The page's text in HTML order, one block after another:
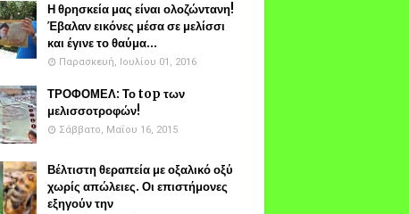
Η θρησκεία μας είναι ολοζώντανη!
Έβαλαν εικόνες μέσα σε μελίσσι
και έγινε το θαύμα...
Παρασκευή, Ιουλίου 01, 2016
ΤΡΟΦΟΜΕΛ: Το top των
μελισσοτροφών!
Σάββατο, Μαΐου 16, 2015
Βέλτιστη θεραπεία με οξαλικό οξύ
χωρίς απώλειες. Οι επιστήμονες
εξηγούν την